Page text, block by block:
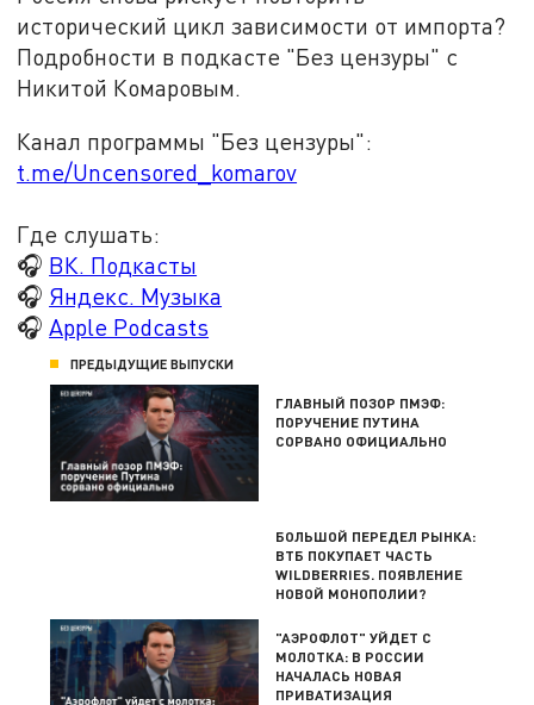
исторический цикл зависимости от импорта?
Подробности в подкасте "Без цензуры" с
Никитой Комаровым.
Канал программы "Без цензуры":
t.me/Uncensored_komarov
Где слушать:
🎧 ВК. Подкасты
🎧 Яндекс. Музыка
🎧Apple Podcasts
ПРЕДЫДУЩИЕ ВЫПУСКИ
ГЛАВНЫЙ ПОЗОР ПМЭФ:
ПОРУЧЕНИЕ ПУТИНА
СОРВАНО ОФИЦИАЛЬНО
БОЛЬШОЙ ПЕРЕДЕЛ РЫНКА:
ВТБ ПОКУПАЕТ ЧАСТЬ
WILDBERRIES. ПОЯВЛЕНИЕ
НОВОЙ МОНОПОЛИИ?
"АЭРОФЛОТ" УЙДЕТ С
МОЛОТКА: В РОССИИ
НАЧАЛАСЬ НОВАЯ
ПРИВАТИЗАЦИЯ